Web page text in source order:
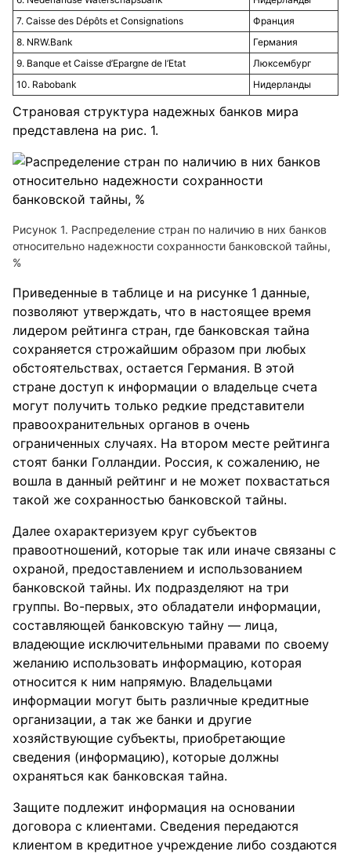
7. Caisse des Dépôts et Consignations
Франция
8. NRW.Bank
Германия
9. Banque et Caisse d’Epargne de l’Etat
Люксембург
10. Rabobank
Нидерланды
Страновая структура надежных банков мира
представлена на рис. 1.
Рисунок 1. Распределение стран по наличию в них банков
относительно надежности сохранности банковской тайны,
%
Приведенные в таблице и на рисунке 1 данные,
позволяют утверждать, что в настоящее время
лидером рейтинга стран, где банковская тайна
сохраняется строжайшим образом при любых
обстоятельствах, остается Германия. В этой
стране доступ к информации о владельце счета
могут получить только редкие представители
правоохранительных органов в очень
ограниченных случаях. На втором месте рейтинга
стоят банки Голландии. Россия, к сожалению, не
вошла в данный рейтинг и не может похвастаться
такой же сохранностью банковской тайны.
Далее охарактеризуем круг субъектов
правоотношений, которые так или иначе связаны с
охраной, предоставлением и использованием
банковской тайны. Их подразделяют на три
группы. Во-первых, это обладатели информации,
составляющей банковскую тайну — лица,
владеющие исключительными правами по своему
желанию использовать информацию, которая
относится к ним напрямую. Владельцами
информации могут быть различные кредитные
организации, а так же банки и другие
хозяйствующие субъекты, приобретающие
сведения (информацию), которые должны
охраняться как банковская тайна.
Защите подлежит информация на основании
договора с клиентами. Сведения передаются
клиентом в кредитное учреждение либо создаются